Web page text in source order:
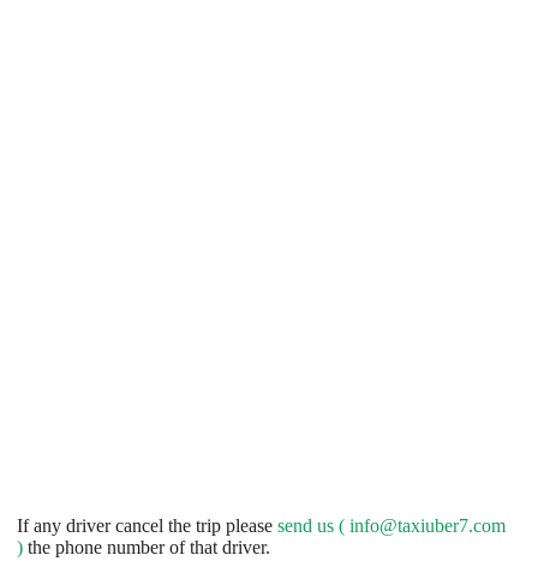
If any driver cancel the trip please send us ( info@taxiuber7.com
) the phone number of that driver.